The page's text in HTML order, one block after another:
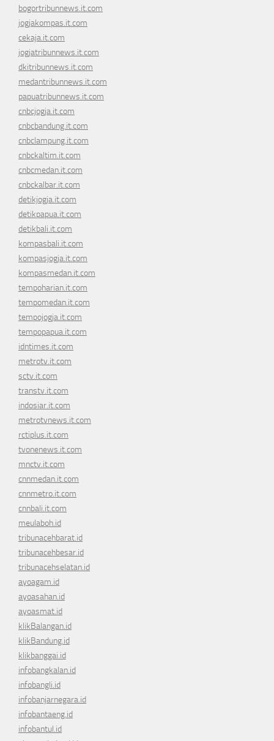
bogortribunnews.it.com
jogjakompas.it.com
cekaja.it.com
jogjatribunnews.it.com
dkitribunnews.it.com
medantribunnews.it.com
papuatribunnews.it.com
cnbcjogja.it.com
cnbcbandung.it.com
cnbclampung.it.com
cnbckaltim.it.com
cnbcmedan.it.com
cnbckalbar.it.com
detikjogja.it.com
detikpapua.it.com
detikbali.it.com
kompasbali.it.com
kompasjogja.it.com
kompasmedan.it.com
tempoharian.it.com
tempomedan.it.com
tempojogja.it.com
tempopapua.it.com
idntimes.it.com
metrotv.it.com
sctv.it.com
transtv.it.com
indosiar.it.com
metrotvnews.it.com
rctiplus.it.com
tvonenews.it.com
mnctv.it.com
cnnmedan.it.com
cnnmetro.it.com
cnnbali.it.com
meulaboh.id
tribunacehbarat.id
tribunacehbesar.id
tribunacehselatan.id
ayoagam.id
ayoasahan.id
ayoasmat.id
klikBalangan.id
klikBandung.id
klikbanggai.id
infobangkalan.id
infobangli.id
infobanjarnegara.id
infobantaeng.id
infobantul.id